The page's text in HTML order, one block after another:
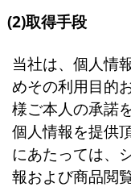
(2)取得手段
当社は、個人情
めその利用目的
様ご本人の承諾
個人情報を提供
にあたっては、
報および商品閲